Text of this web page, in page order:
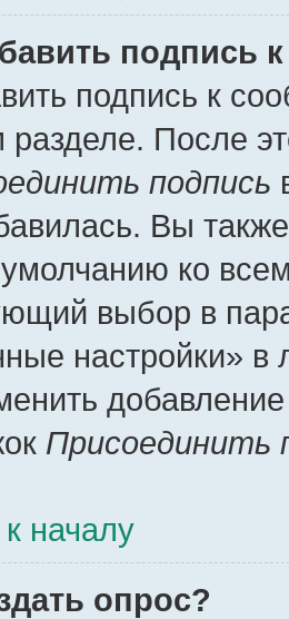
подпись
подпись к
разделе. После
подпись
Вы
ко
выбор в
настройки»
Присоединить
началу
опрос?